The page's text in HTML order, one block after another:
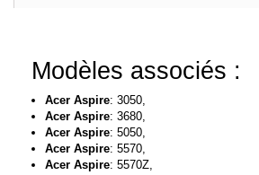
Modèles associés :
Acer Aspire: 3050,
Acer Aspire: 3680,
Acer Aspire: 5050,
Acer Aspire: 5570,
Acer Aspire: 5570Z,